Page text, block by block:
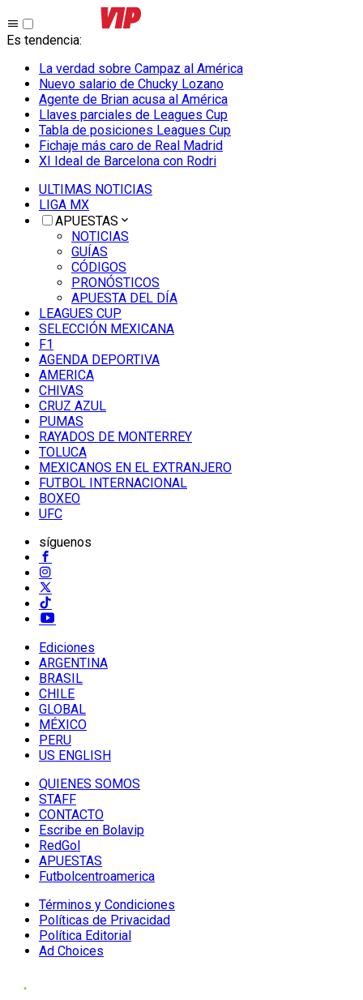
Es tendencia:
La verdad sobre Campaz al América
Nuevo salario de Chucky Lozano
Agente de Brian acusa al América
Llaves parciales de Leagues Cup
Tabla de posiciones Leagues Cup
Fichaje más caro de Real Madrid
XI Ideal de Barcelona con Rodri
ULTIMAS NOTICIAS
LIGA MX
APUESTAS
NOTICIAS
GUÍAS
CÓDIGOS
PRONÓSTICOS
APUESTA DEL DÍA
LEAGUES CUP
SELECCIÓN MEXICANA
F1
AGENDA DEPORTIVA
AMERICA
CHIVAS
CRUZ AZUL
PUMAS
RAYADOS DE MONTERREY
TOLUCA
MEXICANOS EN EL EXTRANJERO
FUTBOL INTERNACIONAL
BOXEO
UFC
síguenos
Ediciones
ARGENTINA
BRASIL
CHILE
GLOBAL
MÉXICO
PERU
US ENGLISH
QUIENES SOMOS
STAFF
CONTACTO
Escribe en Bolavip
RedGol
APUESTAS
Futbolcentroamerica
Términos y Condiciones
Políticas de Privacidad
Política Editorial
Ad Choices